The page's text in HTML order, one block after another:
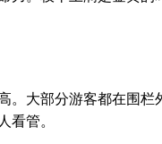
。大部分游客都在围栏
看管。